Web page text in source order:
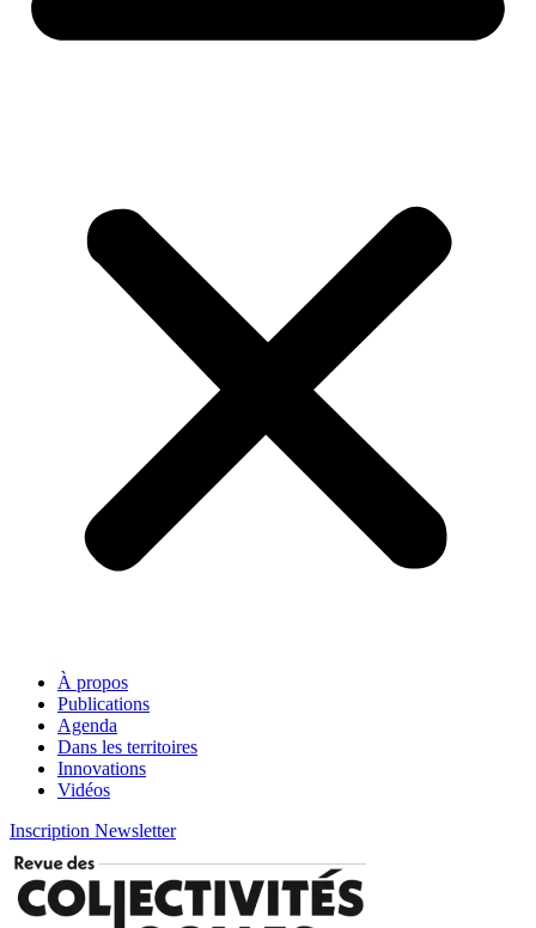
À propos
Publications
Agenda
Dans les territoires
Innovations
Vidéos
Inscription Newsletter